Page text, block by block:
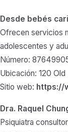
Desde bebés
Ofrecen servicios
adolescentes y
Número:
Ubicación: 120
Sitio web: https://
Dra. Raquel
Psiquiatra consultor